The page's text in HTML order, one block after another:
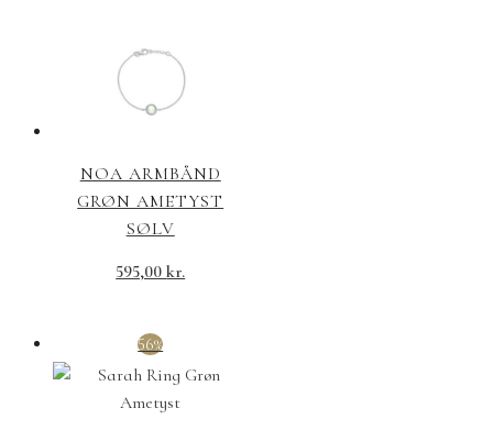
NOA ARMBÅND
GRØN AMETYST
SØLV
595,00kr.
56%